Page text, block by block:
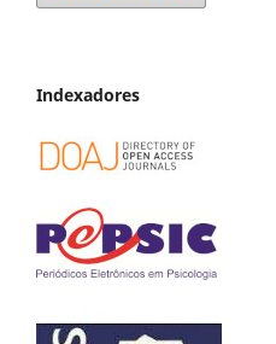
Indexadores